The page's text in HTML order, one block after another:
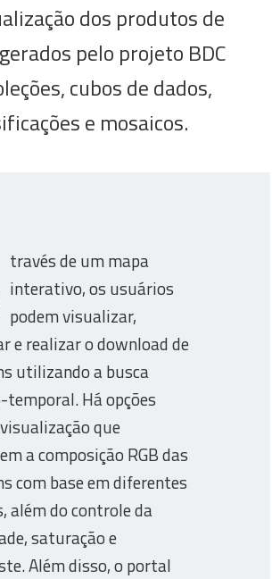
dos produtos de
pelo projeto BDC
cubos de dados,
e mosaicos.
través de um mapa
interativo, os usuários
podem visualizar,
e realizar o download de
utilizando a busca
temporal. Há opções
que
a composição RGB das
com base em diferentes
além do controle da
saturação e
Além disso, o portal